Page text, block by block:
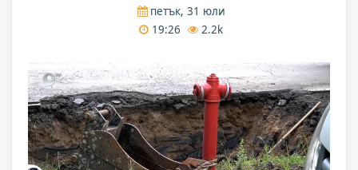
петък, 31 юли
19:26
2.2k